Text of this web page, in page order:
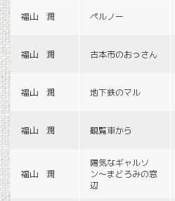
福山 潤 ペルノー
福山 潤 古本市のおっさん
福山 潤 地下鉄のマル
福山 潤 観覧車から
福山 潤
陽気なギャルソ
ン〜まどろみの窓
辺